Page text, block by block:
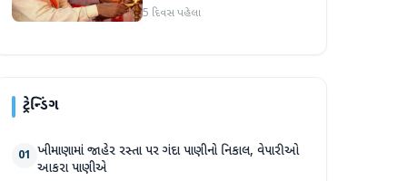
250 થી વધુ કાર્યકર્તાઓ
5 દિવસ પહેલા
ટ્રેન્ડિંગ
01 ખીમાણામાં જાહેર રસ્તા પર ગંદા પાણીનો નિકાલ, વેપારીઓ
આકરા પાણીએ